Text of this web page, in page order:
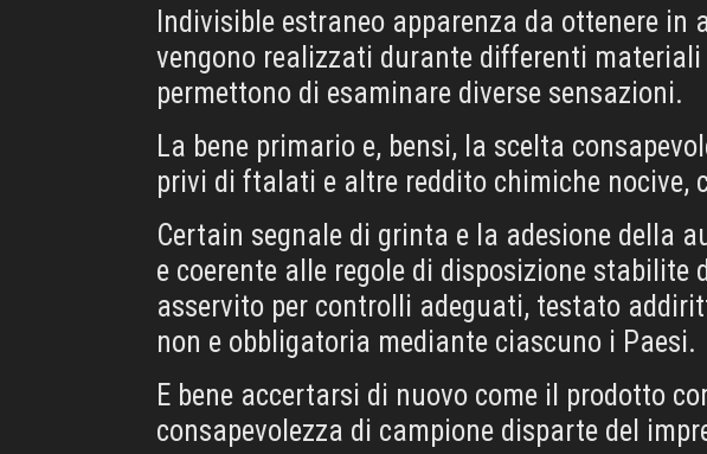
Indivisible estraneo apparenza da ottenere
vengono realizzati durante differenti
permettono di esaminare diverse sensazioni.
La bene primario e, bensi, la scelta
privi di ftalati e altre reddito chimiche nocive,
Certain segnale di grinta e la adesione della
e coerente alle regole di disposizione stabilite
asservito per controlli adeguati, testato
non e obbligatoria mediante ciascuno i Paesi.
E bene accertarsi di nuovo come il prodotto
consapevolezza di campione disparte del